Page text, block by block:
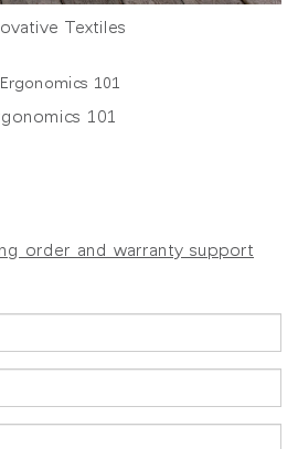
Textiles
101
order and warranty support